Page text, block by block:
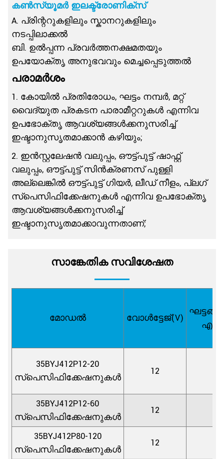
കൺസ്യൂമർ ഇലക്ട്രോണിക്സ്
A. പ്രിന്ററുകളിലും സ്കാനറുകളിലും
നടപ്പിലാക്കൽ
ബി. ഉൽപ്പന്ന പ്രവർത്തനക്ഷമതയും
ഉപയോക്തൃ അനുഭവവും മെച്ചപ്പെടുത്തൽ
പരാമർശം
1. കോയിൽ പ്രതിരോധം, ഘട്ടം നമ്പർ, മറ്റ്
വൈദ്യുത പ്രകടന പാരാമീറ്ററുകൾ എന്നിവ
ഉപഭോക്തൃ ആവശ്യങ്ങൾക്കനുസരിച്ച്
ഇഷ്ടാനുസൃതമാക്കാൻ കഴിയും;
2. ഇൻസ്റ്റലേഷൻ വലുപ്പം, ഔട്ട്‌പുട്ട് ഷാഫ്റ്റ്
വലുപ്പം, ഔട്ട്‌പുട്ട് സിൻക്രണസ് പുള്ളി
അല്ലെങ്കിൽ ഔട്ട്‌പുട്ട് ഗിയർ, ലീഡ് നീളം, പ്ലഗ്
സ്പെസിഫിക്കേഷനുകൾ എന്നിവ ഉപഭോക്തൃ
ആവശ്യങ്ങൾക്കനുസരിച്ച്
ഇഷ്ടാനുസൃതമാക്കാവുന്നതാണ്;
സാങ്കേതിക സവിശേഷത
മോഡൽ വോൾട്ടേജ്(V)
35BYJ412P12-20
സ്പെസിഫിക്കേഷനുകൾ
12
35BYJ412P12-60
സ്പെസിഫിക്കേഷനുകൾ
12
35BYJ412P80-120
സ്പെസിഫിക്കേഷനുകൾ
12